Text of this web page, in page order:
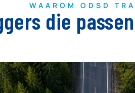
WAAROM ODSD
die